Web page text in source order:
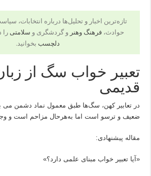
تازه‌ترین اخبار و تحلیل‌ها درباره انتخابات،
حوادث، فرهنگ وهنر و گردشگری و سلامتی
دلچسب بخوانید.
تعبیر خواب سگ از
قدیمی
در تعابیر کهن، سگ‌ها طبق معمول نماد دشمن می
ضعیف و ترسو است اما به‌هرحال مزاحم است و
مقاله پیشنهادی:
«آیا تعبیر خواب مبنای علمی دارد؟»